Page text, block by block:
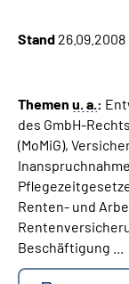
Stand 26.09.2008
Themen u. a.:
des GmbH-
(MoMiG),
Renten- und
Beschäftigung ...